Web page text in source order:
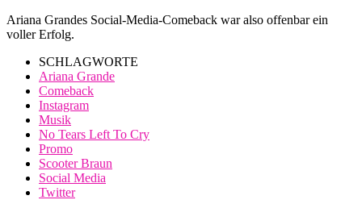
Ariana Grandes Social-Media-Comeback war also offenbar ein
voller Erfolg.
SCHLAGWORTE
Ariana Grande
Comeback
Instagram
Musik
No Tears Left To Cry
Promo
Scooter Braun
Social Media
Twitter